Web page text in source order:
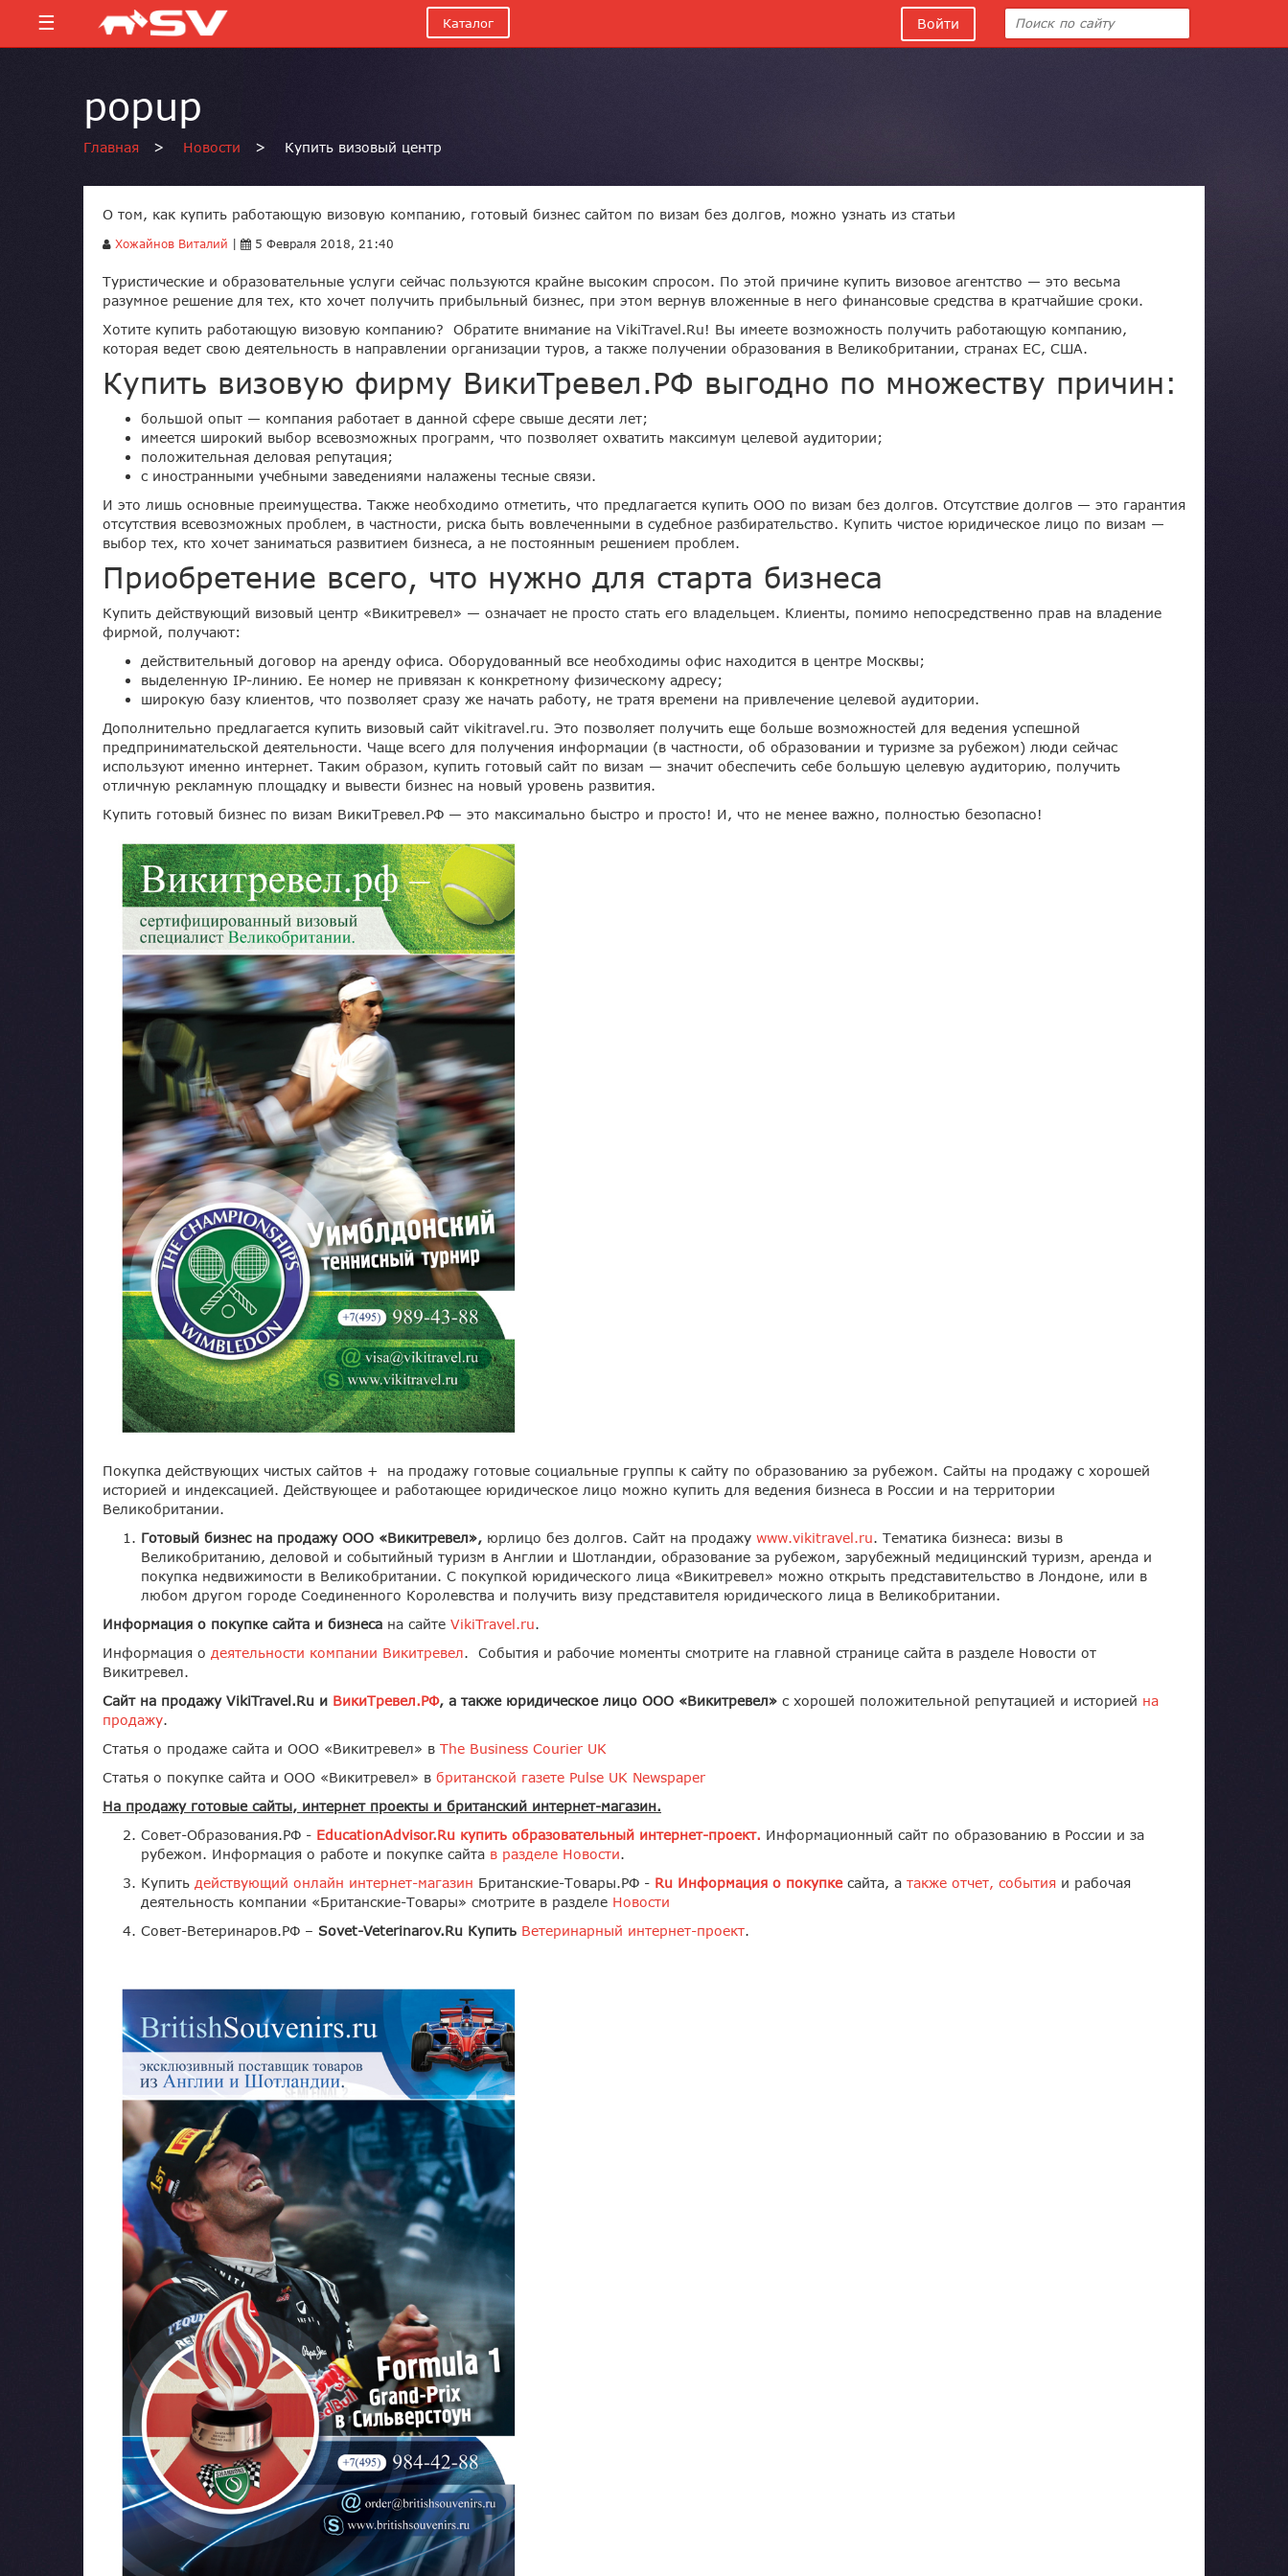
☰ Каталог Войти
popup
Главная > Новости > Купить визовый центр
О том, как купить работающую визовую компанию, готовый бизнес сайтом по визам без долгов, можно узнать из статьи
Хожайнов Виталий 5 Февраля 2018, 21:40
Туристические и образовательные услуги сейчас пользуются крайне высоким спросом. По этой причине купить визовое агентство — это весьма
разумное решение для тех, кто хочет получить прибыльный бизнес, при этом вернув вложенные в него финансовые средства в кратчайшие сроки.
Хотите купить работающую визовую компанию? Обратите внимание на VikiTravel.Ru! Вы имеете возможность получить работающую компанию,
которая ведет свою деятельность в направлении организации туров, а также получении образования в Великобритании, странах ЕС, США.
Купить визовую фирму ВикиТревел.РФ выгодно по множеству причин:
большой опыт — компания работает в данной сфере свыше десяти лет;
имеется широкий выбор всевозможных программ, что позволяет охватить максимум целевой аудитории;
положительная деловая репутация;
с иностранными учебными заведениями налажены тесные связи.
И это лишь основные преимущества. Также необходимо отметить, что предлагается купить ООО по визам без долгов. Отсутствие долгов — это гарантия
отсутствия всевозможных проблем, в частности, риска быть вовлеченными в судебное разбирательство. Купить чистое юридическое лицо по визам —
выбор тех, кто хочет заниматься развитием бизнеса, а не постоянным решением проблем.
Приобретение всего, что нужно для старта бизнеса
Купить действующий визовый центр «Викитревел» — означает не просто стать его владельцем. Клиенты, помимо непосредственно прав на владение
фирмой, получают:
действительный договор на аренду офиса. Оборудованный все необходимы офис находится в центре Москвы;
выделенную IP-линию. Ее номер не привязан к конкретному физическому адресу;
широкую базу клиентов, что позволяет сразу же начать работу, не тратя времени на привлечение целевой аудитории.
Дополнительно предлагается купить визовый сайт vikitravel.ru. Это позволяет получить еще больше возможностей для ведения успешной
предпринимательской деятельности. Чаще всего для получения информации (в частности, об образовании и туризме за рубежом) люди сейчас
используют именно интернет. Таким образом, купить готовый сайт по визам — значит обеспечить себе большую целевую аудиторию, получить
отличную рекламную площадку и вывести бизнес на новый уровень развития.
Купить готовый бизнес по визам ВикиТревел.РФ — это максимально быстро и просто! И, что не менее важно, полностью безопасно!
Покупка действующих чистых сайтов + на продажу готовые социальные группы к сайту по образованию за рубежом. Сайты на продажу с хорошей
историей и индексацией. Действующее и работающее юридическое лицо можно купить для ведения бизнеса в России и на территории
Великобритании.
Готовый бизнес на продажу ООО «Викитревел», юрлицо без долгов. Сайт на продажу www.vikitravel.ru. Тематика бизнеса: визы в
Великобританию, деловой и событийный туризм в Англии и Шотландии, образование за рубежом, зарубежный медицинский туризм, аренда и
покупка недвижимости в Великобритании. С покупкой юридического лица «Викитревел» можно открыть представительство в Лондоне, или в
любом другом городе Соединенного Королевства и получить визу представителя юридического лица в Великобритании.
Информация о покупке сайта и бизнеса на сайте VikiTravel.ru.
Информация о деятельности компании Викитревел. События и рабочие моменты смотрите на главной странице сайта в разделе Новости от
Викитревел.
Сайт на продажу VikiTravel.Ru и ВикиТревел.РФ, а также юридическое лицо ООО «Викитревел» с хорошей положительной репутацией и историей на
продажу.
Статья о продаже сайта и ООО «Викитревел» в The Business Courier UK
Статья о покупке сайта и ООО «Викитревел» в британской газете Pulse UK Newspaper
На продажу готовые сайты, интернет проекты и британский интернет-магазин.
Совет-Образования.РФ - EducationAdvisor.Ru купить образовательный интернет-проект. Информационный сайт по образованию в России и за
рубежом. Информация о работе и покупке сайта в разделе Новости.
Купить действующий онлайн интернет-магазин Британские-Товары.РФ - Ru Информация о покупкесайта, а также отчет, события и рабочая
деятельность компании «Британские-Товары» смотрите в разделе Новости
Совет-Ветеринаров.РФ – Sovet-Veterinarov.Ru Купить Ветеринарный интернет-проект.